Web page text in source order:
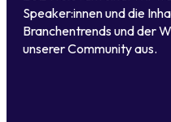
Speaker:innen und die
Branchentrends und der
unserer Community aus.